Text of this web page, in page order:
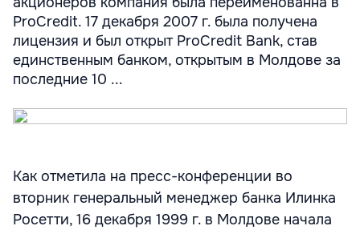
ProCredit. 17 декабря 2007 г. была получена
лицензия и был открыт ProCredit Bank, став
единственным банком, открытым в Молдове за
последние 10 ...
Как отметила на пресс-конференции во
вторник генеральный менеджер банка Илинка
Росетти, 16 декабря 1999 г. в Молдове начала